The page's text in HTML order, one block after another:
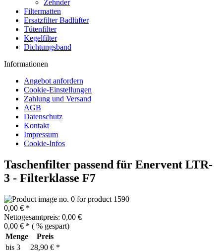
Zehnder
Filtermatten
Ersatzfilter Badlüfter
Tütenfilter
Kegelfilter
Dichtungsband
Informationen
Angebot anfordern
Cookie-Einstellungen
Zahlung und Versand
AGB
Datenschutz
Kontakt
Impressum
Cookie-Infos
Taschenfilter passend für Enervent LTR-
3 - Filterklasse F7
0,00 € *
Nettogesamtpreis: 0,00 €
0,00 € * ( % gespart)
Menge
Preis
bis 3
28,90 € *